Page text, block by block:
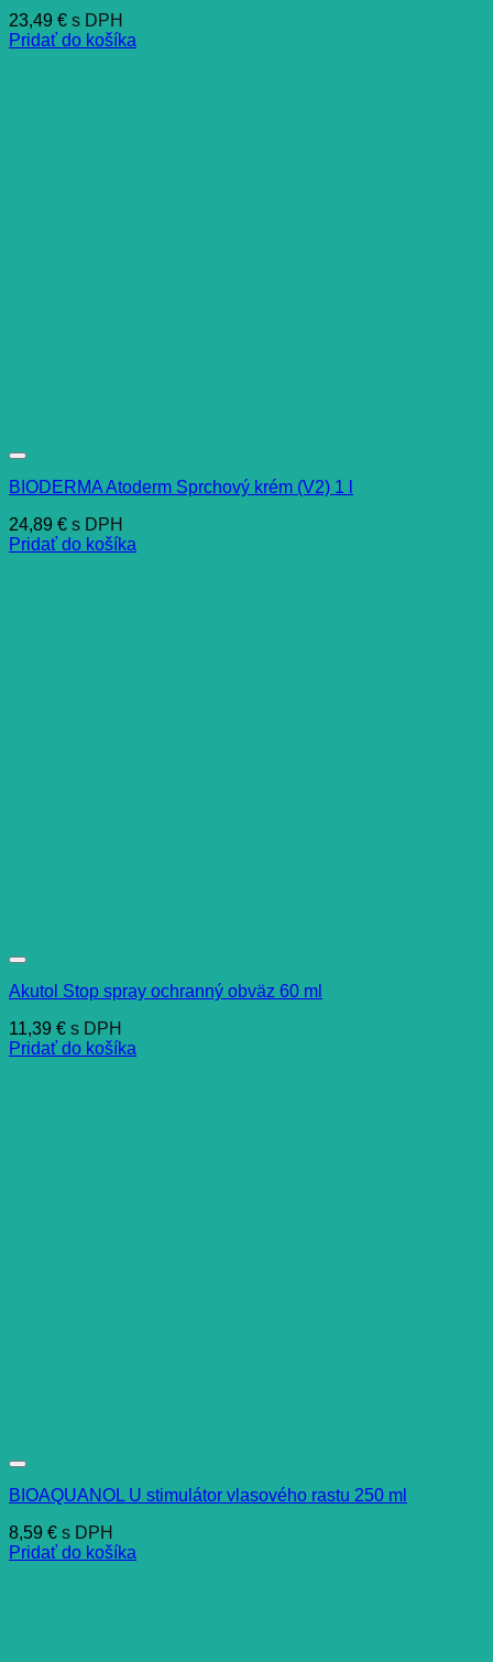
23,49 € s DPH
Pridať do košíka
BIODERMA Atoderm Sprchový krém (V2) 1 l
24,89 € s DPH
Pridať do košíka
Akutol Stop spray ochranný obväz 60 ml
11,39 € s DPH
Pridať do košíka
BIOAQUANOL U stimulátor vlasového rastu 250 ml
8,59 € s DPH
Pridať do košíka